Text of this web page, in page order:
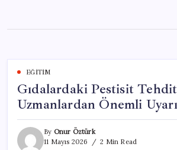
content
EĞITIM
Gıdalardaki Pestisit
Uzmanlardan Önemli
By Onur Öztürk
11 Mayıs 2026
2 Min Read